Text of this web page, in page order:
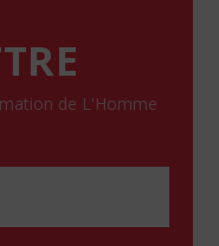
de L'Homme